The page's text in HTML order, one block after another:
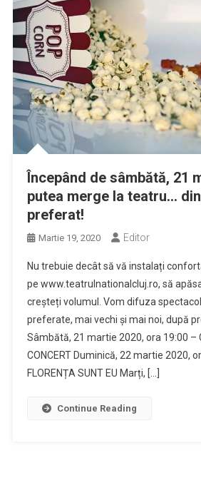
Începând de sâmbătă, 21
putea merge la teatru…
preferat!
Martie 19, 2020 Editor
Nu trebuie decât să vă instalați
pe www.teatrulnationalcluj.ro, să
creșteți volumul. Vom difuza
preferate, mai vechi și mai noi, după
Sâmbătă, 21 martie 2020, ora 19:00 –
CONCERT Duminică, 22 martie 2020,
FLORENȚA SUNT EU Marți, […]
Continue Reading